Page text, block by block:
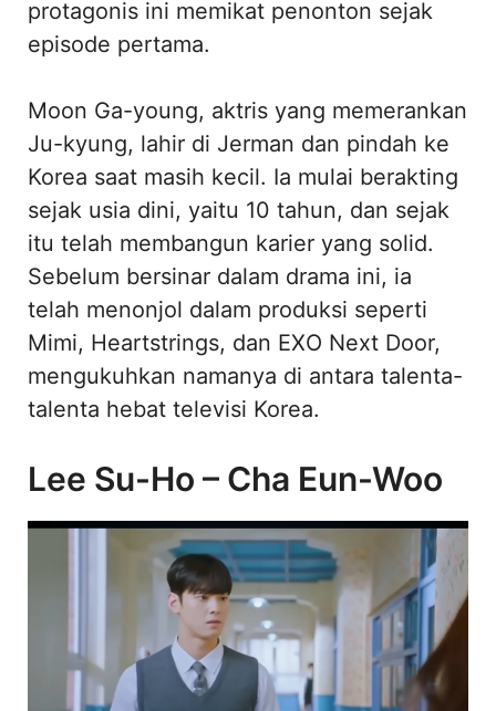
protagonis ini memikat penonton sejak
episode pertama.
Moon Ga-young, aktris yang memerankan
Ju-kyung, lahir di Jerman dan pindah ke
Korea saat masih kecil. Ia mulai berakting
sejak usia dini, yaitu 10 tahun, dan sejak
itu telah membangun karier yang solid.
Sebelum bersinar dalam drama ini, ia
telah menonjol dalam produksi seperti
Mimi, Heartstrings, dan EXO Next Door,
mengukuhkan namanya di antara talenta-
talenta hebat televisi Korea.
Lee Su-Ho – Cha Eun-Woo